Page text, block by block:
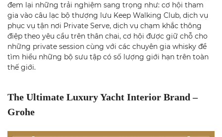
đem lại những trải nghiệm sang trọng như: cơ hội tham
gia vào câu lạc bộ thượng lưu Keep Walking Club, dịch vụ
phục vụ tận nơi Private Serve, dịch vụ chạm khắc thông
điệp theo yêu cầu trên thân chai, cơ hội được giữ chỗ cho
những private session cùng với các chuyên gia whisky để
tìm hiểu những bộ sưu tập có số lượng giới hạn trên toàn
thế giới.
The Ultimate Luxury Yacht Interior Brand –
Grohe